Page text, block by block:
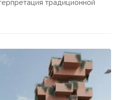
традиционной